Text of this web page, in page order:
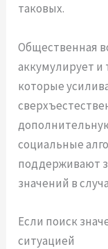
таковых.
Общественная
аккумулирует и
которые
социальные
поддерживают
значений в
Если поиск
ситуацией